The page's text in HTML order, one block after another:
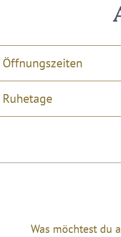
Öffnungszeiten
Ruhetage
Was möchtest du